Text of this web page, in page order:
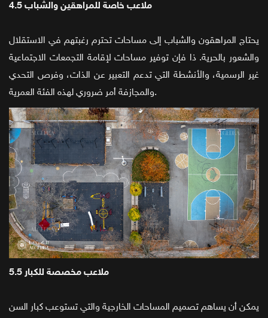
4.5 ملاعب خاصة للمراهقين والشباب
يحتاج المراهقون والشباب إلى مساحات تحترم رغبتهم في الاستقلال
والشعور بالحرية. ذا فإن توفير مساحات لإقامة التجمعات الاجتماعية
غير الرسمية، والأنشطة التي تدعم التعبير عن الذات، وفرص التحدي
والمجازفة أمر ضروري لهذه الفئة العمرية.
5.5 ملاعب مخصصة للكبار
يمكن أن يساهم تصميم المساحات الخارجية والتي تستوعب كبار السن